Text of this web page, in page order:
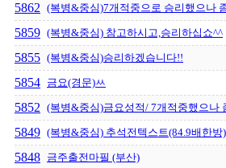
5862 (복병&중심)7개적중으로 승리했으나
5859 (복병&중심) 참고하시고,승리하십쇼^^
5855 (복병&중심)승리하겠습니다!!
5854 금요(경문)ㅆ
5852 (복병&중심)금요성적/ 7개적중했으나
5849 (복병&중심) 추석전텍스트(84.9배한방
5848 금주출전마필 (부산)